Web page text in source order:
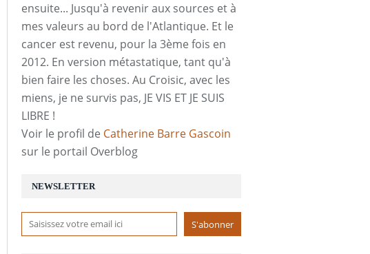
NEWSLETTER
ensuite... Jusqu'à revenir aux sources et à
mes valeurs au bord de l'Atlantique. Et le
cancer est revenu, pour la 3ème fois en
2012. En version métastatique, tant qu'à
bien faire les choses. Au Croisic, avec les
miens, je ne survis pas, JE VIS ET JE SUIS
LIBRE !
Voir le profil de Catherine Barre Gascoin
sur le portail Overblog